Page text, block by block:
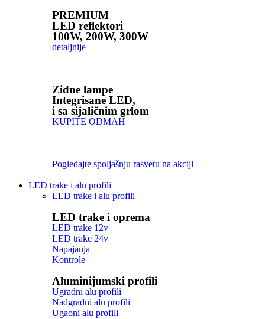
PREMIUM
LED reflektori
100W, 200W, 300W
detaljnije
Zidne lampe
Integrisane LED,
i sa sijaličnim grlom
KUPITE ODMAH
Pogledajte spoljašnju rasvetu na akciji
LED trake i alu profili
LED trake i alu profili
LED trake i oprema
LED trake 12v
LED trake 24v
Napajanja
Kontrole
Aluminijumski profili
Ugradni alu profili
Nadgradni alu profili
Ugaoni alu profili